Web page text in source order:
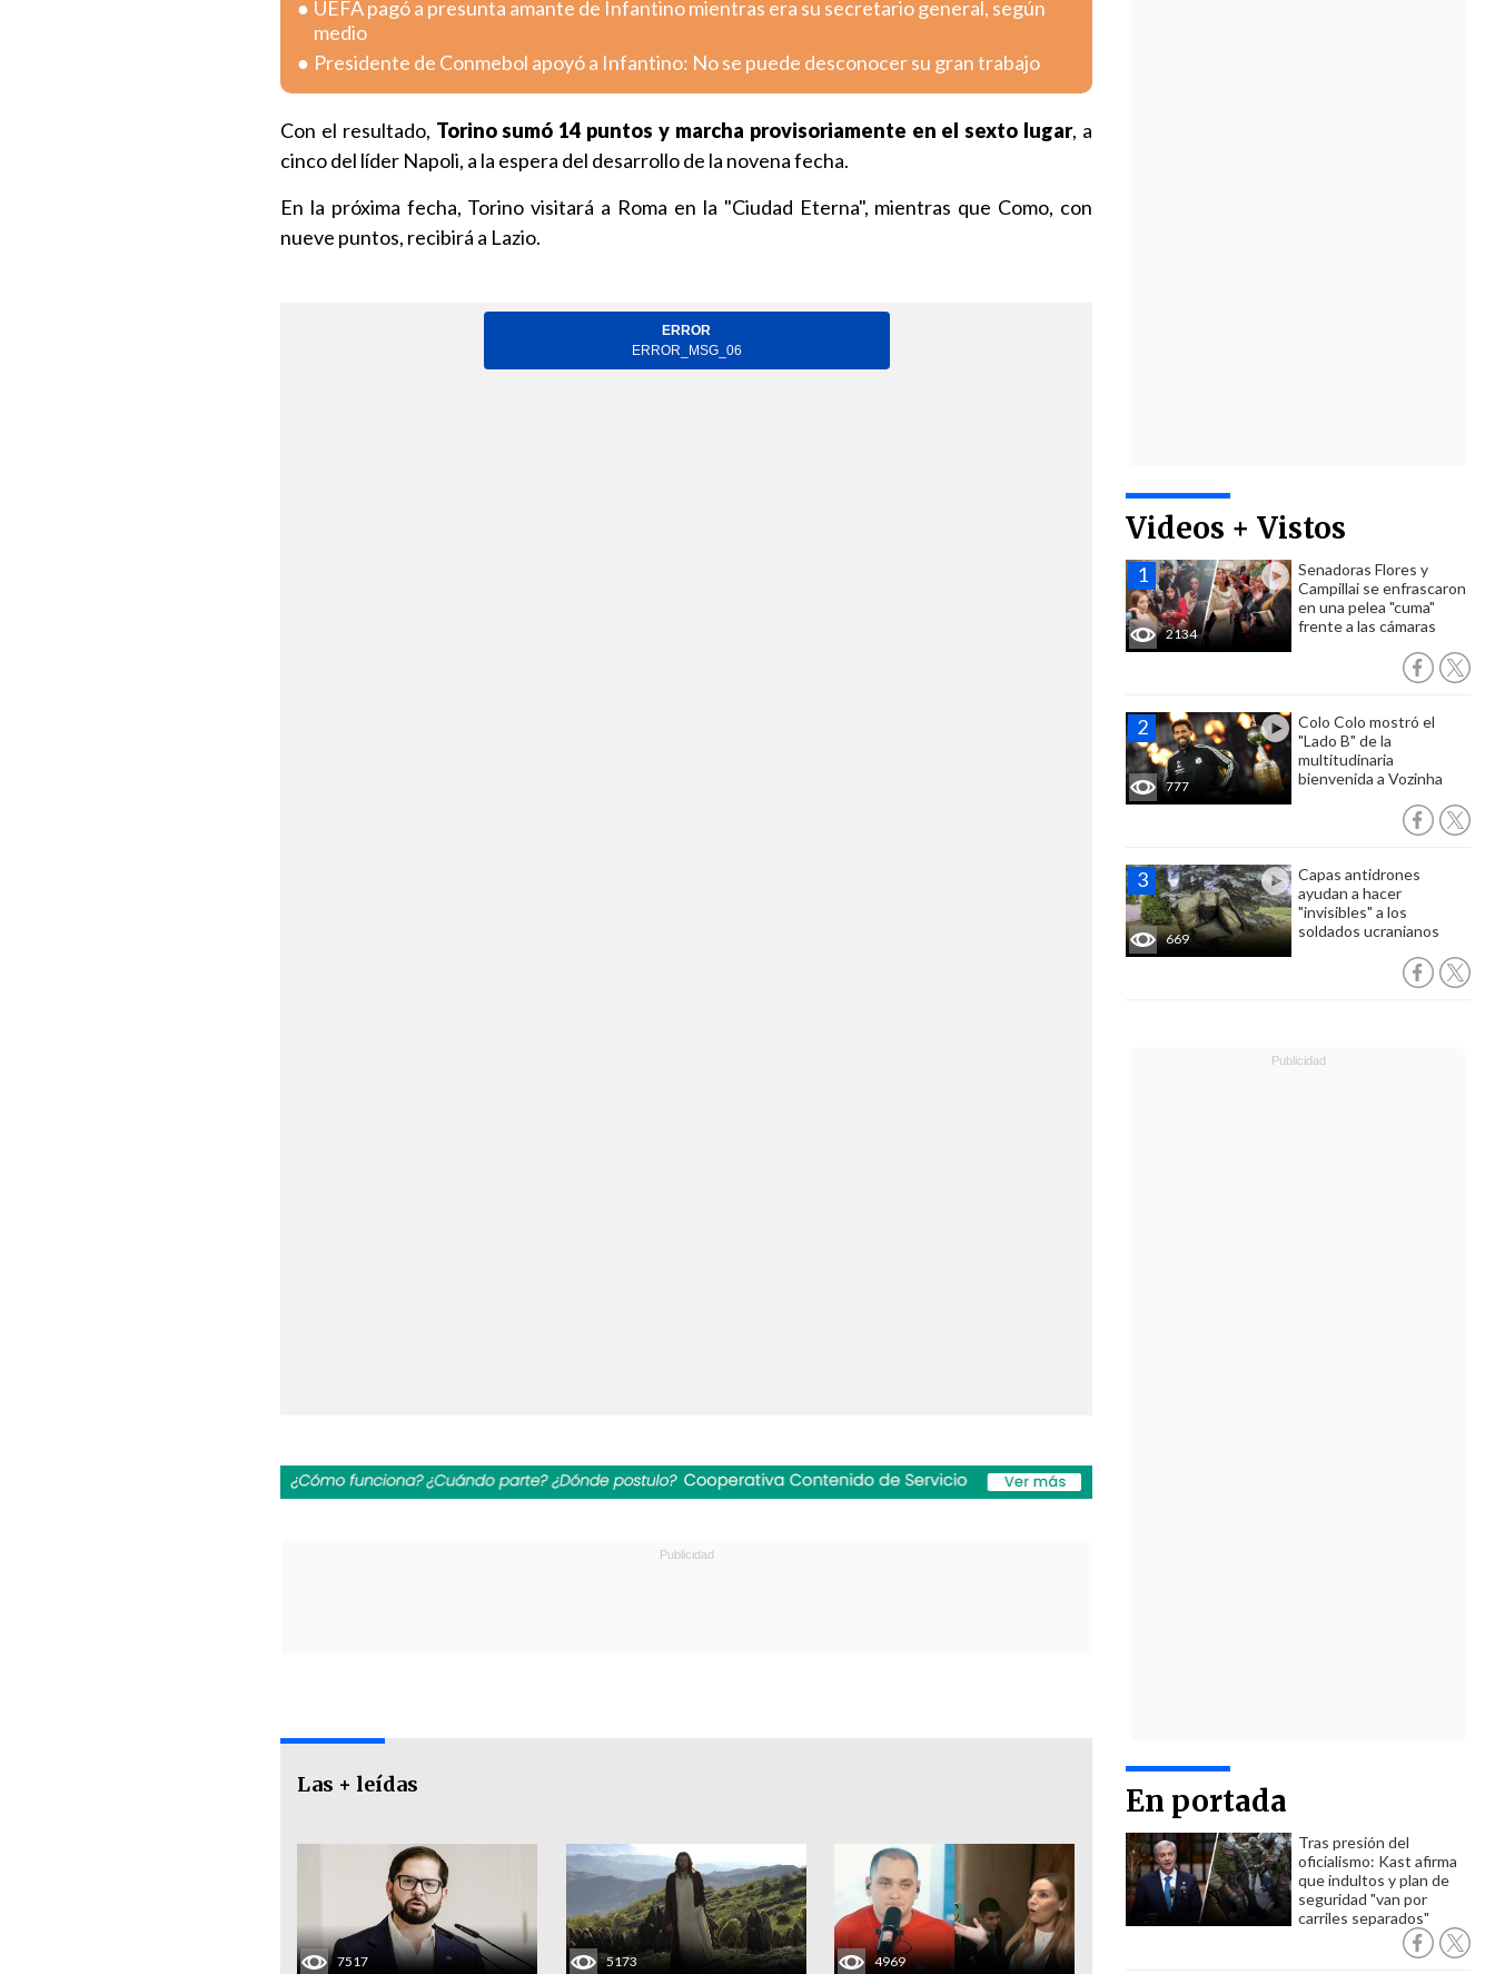
Videos + Vistos
2134
Senadoras Flores y
Campillai se enfrascaron
en una pelea "cuma"
frente a las cámaras
777
Colo Colo mostró el
"Lado B" de la
multitudinaria
bienvenida a Vozinha
669
Capas antidrones
ayudan a hacer
"invisibles" a los
soldados ucranianos
En portada
Tras presión del
oficialismo: Kast afirma
que indultos y plan de
seguridad "van por
carriles separados"
UEFA pagó a presunta amante de Infantino mientras era su secretario general, según
medio
Presidente de Conmebol apoyó a Infantino: No se puede desconocer su gran trabajo
Con el resultado, Torino sumó 14 puntos y marcha provisoriamente en el sexto lugar, a
cinco del líder Napoli, a la espera del desarrollo de la novena fecha.
En la próxima fecha, Torino visitará a Roma en la "Ciudad Eterna", mientras que Como, con
nueve puntos, recibirá a Lazio.
Las + leídas
7517 5173 4969